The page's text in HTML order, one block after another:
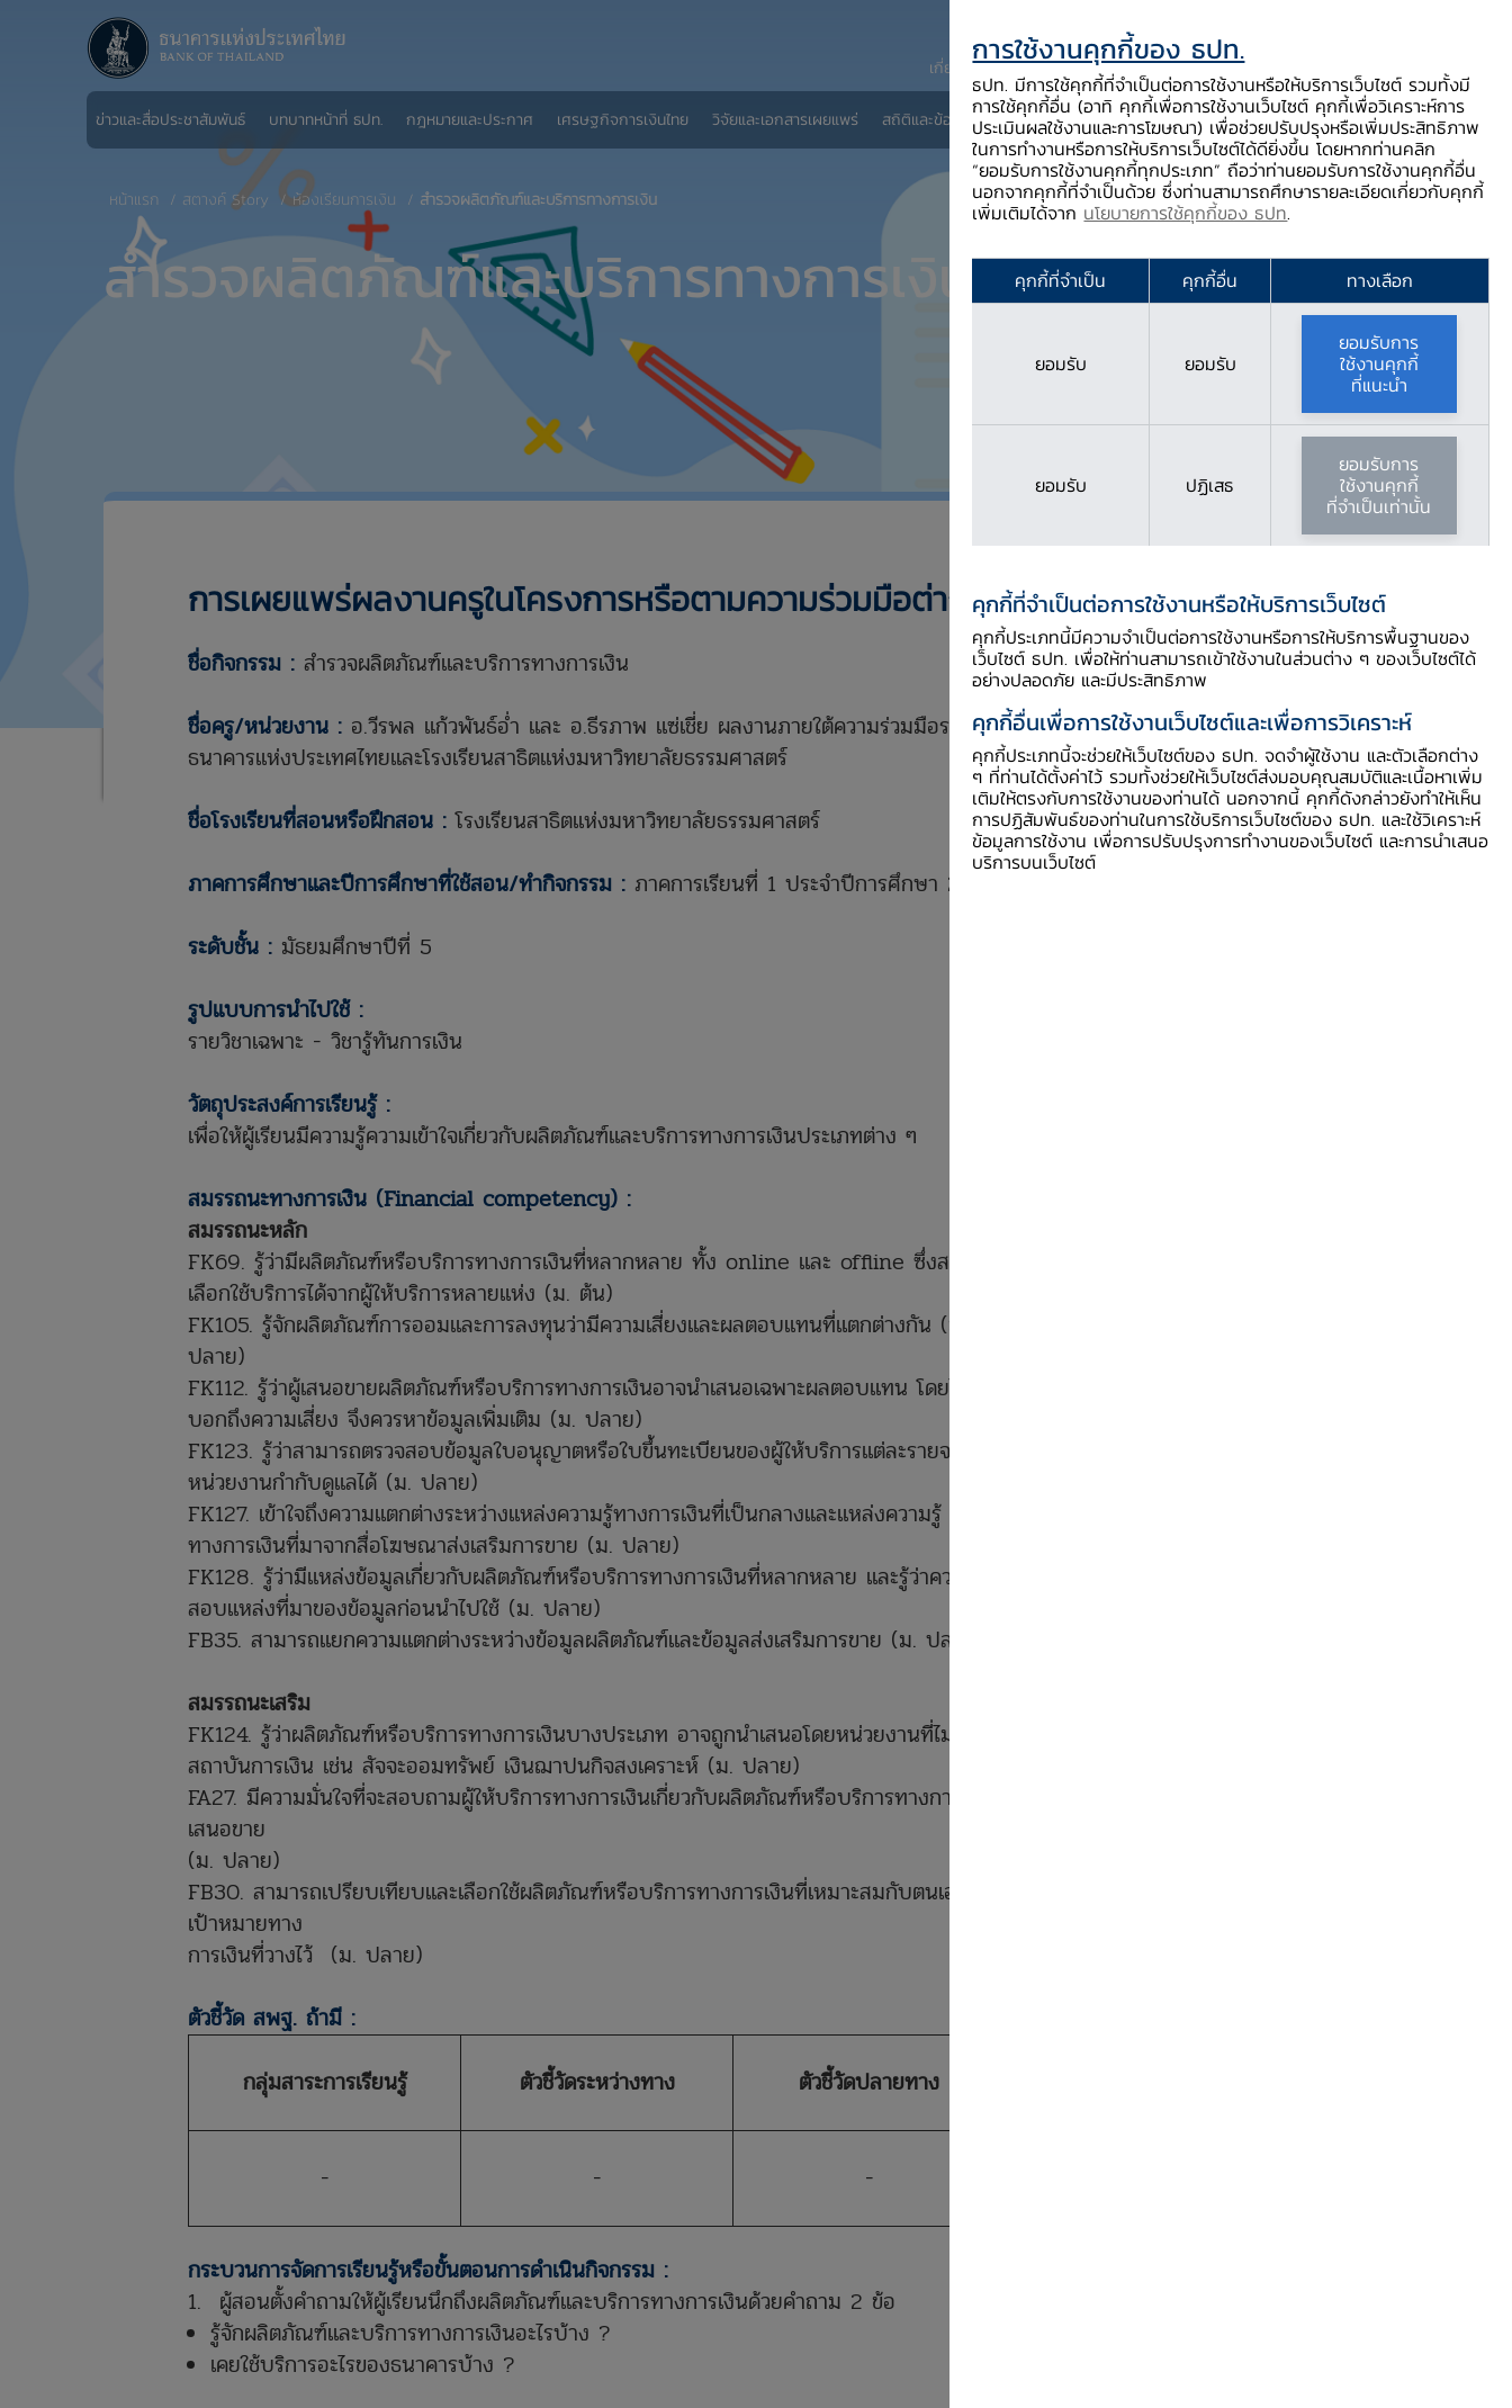
ข่าวและสื่อประชาสัมพันธ์ บทบาทหน้าที่ ธปท. กฎหมายและประกาศ เศรษฐกิจการเงินไทย วิจัยและเอกสารเผยแพร่ สถิติและข้อมูลเผยแพร่ บริการจาก ธปท. นวัตกรรมภาคการเงิน สตางค์ Story
เกี่ยวกับ ธปท. ติดต่อเรา ช่วยเหลือ / ร้องเรียน EN
หน้าแรก สตางค์ Story ห้องเรียนการเงิน สำรวจผลิตภัณฑ์และบริการทางการเงิน
สำรวจผลิตภัณฑ์และบริการทางการเงิน
การเผยแพร่ผลงานครูในโครงการหรือตามความร่วมมือต่าง ๆ
ชื่อกิจกรรม : สำรวจผลิตภัณฑ์และบริการทางการเงิน
ชื่อครู/หน่วยงาน : อ.วีรพล แก้วพันธ์อ่ำ และ อ.ธีรภาพ แซ่เชี่ย ผลงานภายใต้ความร่วมมือระหว่าง
ธนาคารแห่งประเทศไทยและโรงเรียนสาธิตแห่งมหาวิทยาลัยธรรมศาสตร์
ชื่อโรงเรียนที่สอนหรือฝึกสอน : โรงเรียนสาธิตแห่งมหาวิทยาลัยธรรมศาสตร์
ภาคการศึกษาและปีการศึกษาที่ใช้สอน/ทำกิจกรรม : ภาคการเรียนที่ 1 ประจำปีการศึกษา 2566
ระดับชั้น : มัธยมศึกษาปีที่ 5
รูปแบบการนำไปใช้ :
รายวิชาเฉพาะ - วิชารู้ทันการเงิน
วัตถุประสงค์การเรียนรู้ :
เพื่อให้ผู้เรียนมีความรู้ความเข้าใจเกี่ยวกับผลิตภัณฑ์และบริการทางการเงินประเภทต่าง ๆ
สมรรถนะทางการเงิน (Financial competency) :
สมรรถนะหลัก
FK69. รู้ว่ามีผลิตภัณฑ์หรือบริการทางการเงินที่หลากหลาย ทั้ง online และ offline ซึ่งสามารถ
เลือกใช้บริการได้จากผู้ให้บริการหลายแห่ง (ม. ต้น)
FK105. รู้จักผลิตภัณฑ์การออมและการลงทุนว่ามีความเสี่ยงและผลตอบแทนที่แตกต่างกัน (ม.
ปลาย)
FK112. รู้ว่าผู้เสนอขายผลิตภัณฑ์หรือบริการทางการเงินอาจนำเสนอเฉพาะผลตอบแทน โดยไม่ได้
บอกถึงความเสี่ยง จึงควรหาข้อมูลเพิ่มเติม (ม. ปลาย)
FK123. รู้ว่าสามารถตรวจสอบข้อมูลใบอนุญาตหรือใบขึ้นทะเบียนของผู้ให้บริการแต่ละรายจาก
หน่วยงานกำกับดูแลได้ (ม. ปลาย)
FK127. เข้าใจถึงความแตกต่างระหว่างแหล่งความรู้ทางการเงินที่เป็นกลางและแหล่งความรู้
ทางการเงินที่มาจากสื่อโฆษณาส่งเสริมการขาย (ม. ปลาย)
FK128. รู้ว่ามีแหล่งข้อมูลเกี่ยวกับผลิตภัณฑ์หรือบริการทางการเงินที่หลากหลาย และรู้ว่าควรตรวจ
สอบแหล่งที่มาของข้อมูลก่อนนำไปใช้ (ม. ปลาย)
FB35. สามารถแยกความแตกต่างระหว่างข้อมูลผลิตภัณฑ์และข้อมูลส่งเสริมการขาย (ม. ปลาย)
สมรรถนะเสริม
FK124. รู้ว่าผลิตภัณฑ์หรือบริการทางการเงินบางประเภท อาจถูกนำเสนอโดยหน่วยงานที่ไม่ใช่
สถาบันการเงิน เช่น สัจจะออมทรัพย์ เงินฌาปนกิจสงเคราะห์ (ม. ปลาย)
FA27. มีความมั่นใจที่จะสอบถามผู้ให้บริการทางการเงินเกี่ยวกับผลิตภัณฑ์หรือบริการทางการเงินที่
เสนอขาย
(ม. ปลาย)
FB30. สามารถเปรียบเทียบและเลือกใช้ผลิตภัณฑ์หรือบริการทางการเงินที่เหมาะสมกับตนเองและ
เป้าหมายทาง
การเงินที่วางไว้ (ม. ปลาย)
ตัวชี้วัด สพฐ. ถ้ามี :
กลุ่มสาระการเรียนรู้
ตัวชี้วัดระหว่างทาง ตัวชี้วัดปลายทาง
- - -
กระบวนการจัดการเรียนรู้หรือขั้นตอนการดำเนินกิจกรรม :
1. ผู้สอนตั้งคำถามให้ผู้เรียนนึกถึงผลิตภัณฑ์และบริการทางการเงินด้วยคำถาม 2 ข้อ
รู้จักผลิตภัณฑ์และบริการทางการเงินอะไรบ้าง ?
เคยใช้บริการอะไรของธนาคารบ้าง ?
ดาวน์โหลดเอกสาร
กระบวนการจัดการเรียนรู้
ใบงาน
การใช้งานคุกกี้ของ ธปท.
ธปท. มีการใช้คุกกี้ที่จำเป็นต่อการใช้งานหรือให้บริการเว็บไซต์ รวมทั้งมี
การใช้คุกกี้อื่น (อาทิ คุกกี้เพื่อการใช้งานเว็บไซต์ คุกกี้เพื่อวิเคราะห์การ
ประเมินผลใช้งานและการโฆษณา) เพื่อช่วยปรับปรุงหรือเพิ่มประสิทธิภาพ
ในการทำงานหรือการให้บริการเว็บไซต์ได้ดียิ่งขึ้น โดยหากท่านคลิก
“ยอมรับการใช้งานคุกกี้ทุกประเภท” ถือว่าท่านยอมรับการใช้งานคุกกี้อื่น
นอกจากคุกกี้ที่จำเป็นด้วย ซึ่งท่านสามารถศึกษารายละเอียดเกี่ยวกับคุกกี้
เพิ่มเติมได้จาก นโยบายการใช้คุกกี้ของ ธปท.
คุกกี้ที่จำเป็น คุกกี้อื่น ทางเลือก
ยอมรับ ยอมรับ
ยอมรับการ
ใช้งานคุกกี้
ที่แนะนำ
ยอมรับ ปฏิเสธ
ยอมรับการ
ใช้งานคุกกี้
ที่จำเป็นเท่านั้น
คุกกี้ที่จำเป็นต่อการใช้งานหรือให้บริการเว็บไซต์
คุกกี้ประเภทนี้มีความจำเป็นต่อการใช้งานหรือการให้บริการพื้นฐานของ
เว็บไซต์ ธปท. เพื่อให้ท่านสามารถเข้าใช้งานในส่วนต่าง ๆ ของเว็บไซต์ได้
อย่างปลอดภัย และมีประสิทธิภาพ
คุกกี้อื่นเพื่อการใช้งานเว็บไซต์และเพื่อการวิเคราะห์
คุกกี้ประเภทนี้จะช่วยให้เว็บไซต์ของ ธปท. จดจำผู้ใช้งาน และตัวเลือกต่าง
ๆ ที่ท่านได้ตั้งค่าไว้ รวมทั้งช่วยให้เว็บไซต์ส่งมอบคุณสมบัติและเนื้อหาเพิ่ม
เติมให้ตรงกับการใช้งานของท่านได้ นอกจากนี้ คุกกี้ดังกล่าวยังทำให้เห็น
การปฏิสัมพันธ์ของท่านในการใช้บริการเว็บไซต์ของ ธปท. และใช้วิเคราะห์
ข้อมูลการใช้งาน เพื่อการปรับปรุงการทำงานของเว็บไซต์ และการนำเสนอ
บริการบนเว็บไซต์